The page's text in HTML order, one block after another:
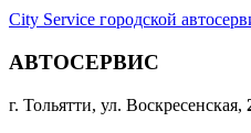
City Service городской
АВТОСЕРВИС
г. Тольятти, ул. Воскресенская,